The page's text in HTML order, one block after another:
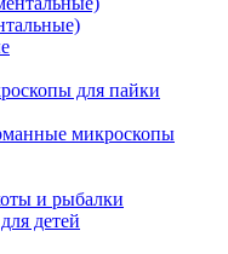
для пайки
микроскопы
и рыбалки
детей